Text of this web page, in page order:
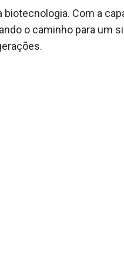
Com a
o caminho para um